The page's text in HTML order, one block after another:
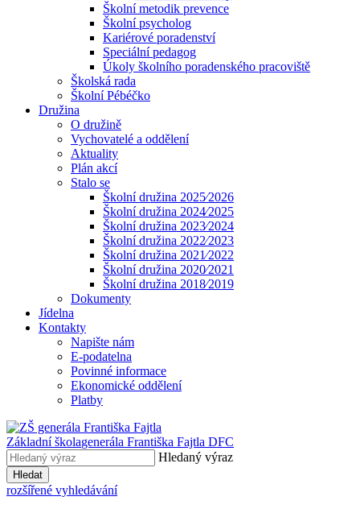
Školní metodik prevence
Školní psycholog
Kariérové poradenství
Speciální pedagog
Úkoly školního poradenského pracoviště
Školská rada
Školní Pébéčko
Družina
O družině
Vychovatelé a oddělení
Aktuality
Plán akcí
Stalo se
Školní družina 2025⁄2026
Školní družina 2024⁄2025
Školní družina 2023⁄2024
Školní družina 2022⁄2023
Školní družina 2021⁄2022
Školní družina 2020⁄2021
Školní družina 2018⁄2019
Dokumenty
Jídelna
Kontakty
Napište nám
E-podatelna
Povinné informace
Ekonomické oddělení
Platby
Základní školagenerála Františka Fajtla DFC
Hledaný výraz
Hledat
rozšířené vyhledávání